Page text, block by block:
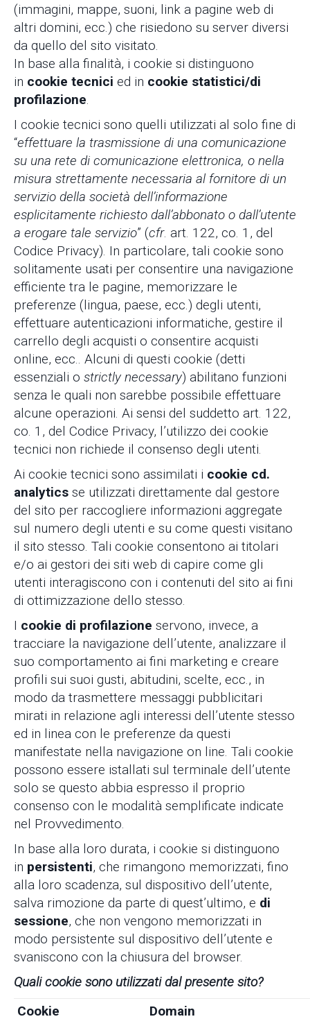
(immagini, mappe, suoni, link a pagine web di
altri domini, ecc.) che risiedono su server diversi
da quello del sito visitato.
In base alla finalità, i cookie si distinguono
in cookie tecnici ed in cookie statistici/di
profilazione.
I cookie tecnici sono quelli utilizzati al solo fine di
“effettuare la trasmissione di una comunicazione
su una rete di comunicazione elettronica, o nella
misura strettamente necessaria al fornitore di un
servizio della società dell’informazione
esplicitamente richiesto dall’abbonato o dall’utente
a erogare tale servizio” (cfr. art. 122, co. 1, del
Codice Privacy). In particolare, tali cookie sono
solitamente usati per consentire una navigazione
efficiente tra le pagine, memorizzare le
preferenze (lingua, paese, ecc.) degli utenti,
effettuare autenticazioni informatiche, gestire il
carrello degli acquisti o consentire acquisti
online, ecc.. Alcuni di questi cookie (detti
essenziali o strictly necessary) abilitano funzioni
senza le quali non sarebbe possibile effettuare
alcune operazioni. Ai sensi del suddetto art. 122,
co. 1, del Codice Privacy, l’utilizzo dei cookie
tecnici non richiede il consenso degli utenti.
Ai cookie tecnici sono assimilati i cookie cd.
analytics se utilizzati direttamente dal gestore
del sito per raccogliere informazioni aggregate
sul numero degli utenti e su come questi visitano
il sito stesso. Tali cookie consentono ai titolari
e/o ai gestori dei siti web di capire come gli
utenti interagiscono con i contenuti del sito ai fini
di ottimizzazione dello stesso.
I cookie di profilazione servono, invece, a
tracciare la navigazione dell’utente, analizzare il
suo comportamento ai fini marketing e creare
profili sui suoi gusti, abitudini, scelte, ecc., in
modo da trasmettere messaggi pubblicitari
mirati in relazione agli interessi dell’utente stesso
ed in linea con le preferenze da questi
manifestate nella navigazione on line. Tali cookie
possono essere istallati sul terminale dell’utente
solo se questo abbia espresso il proprio
consenso con le modalità semplificate indicate
nel Provvedimento.
In base alla loro durata, i cookie si distinguono
in persistenti, che rimangono memorizzati, fino
alla loro scadenza, sul dispositivo dell’utente,
salva rimozione da parte di quest’ultimo, e di
sessione, che non vengono memorizzati in
modo persistente sul dispositivo dell’utente e
svaniscono con la chiusura del browser.
Quali cookie sono utilizzati dal presente sito?
Cookie
Domain